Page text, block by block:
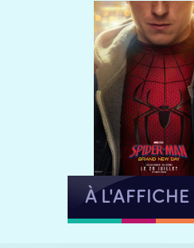
À L'AFFICHE